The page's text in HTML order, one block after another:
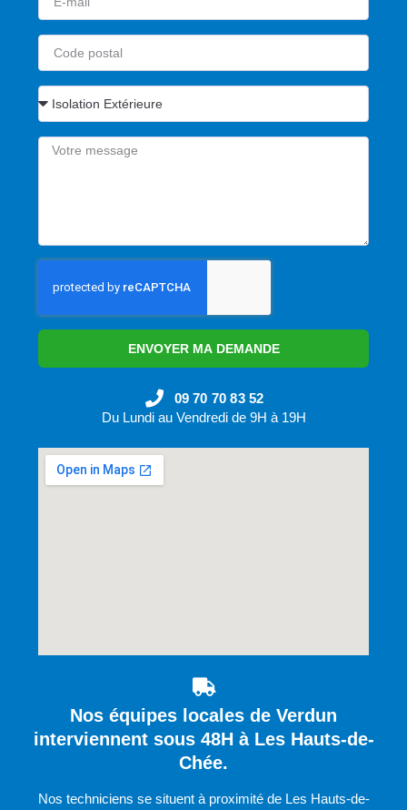
ENVOYER MA DEMANDE
09 70 70 83 52
Du Lundi au Vendredi de 9H à 19H
Nos équipes locales de Verdun
interviennent sous 48H à Les Hauts-de-
Chée.
Nos techniciens se situent à proximité de Les Hauts-de-